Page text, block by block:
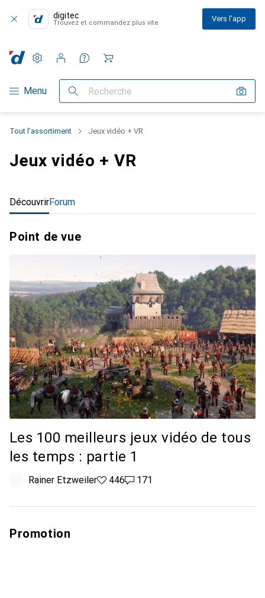
digitec
Trouvez et commandez plus vite Vers l'app
Navigation par catégorie
Menu Recherche
Paramètres
Compte client
Listes de comparaison
Listes d'envies
Panier
Tout l'assortiment Jeux vidéo + VR
Jeux vidéo + VR
DécouvrirForum
Point de vue
Les 100 meilleurs jeux vidéo de tous
les temps : partie 1
Rainer Etzweiler446 likes
446171 commentaires
171
Promotion